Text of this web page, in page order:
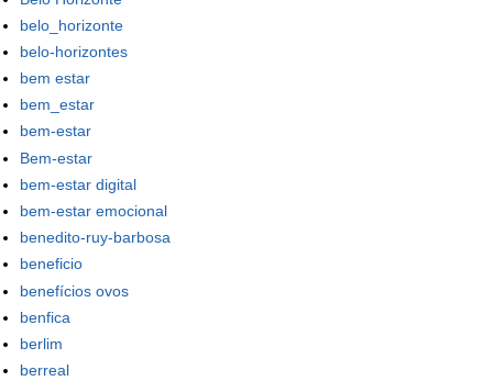
belo_horizonte
belo-horizontes
bem estar
bem_estar
bem-estar
Bem-estar
bem-estar digital
bem-estar emocional
benedito-ruy-barbosa
beneficio
benefícios ovos
benfica
berlim
berreal